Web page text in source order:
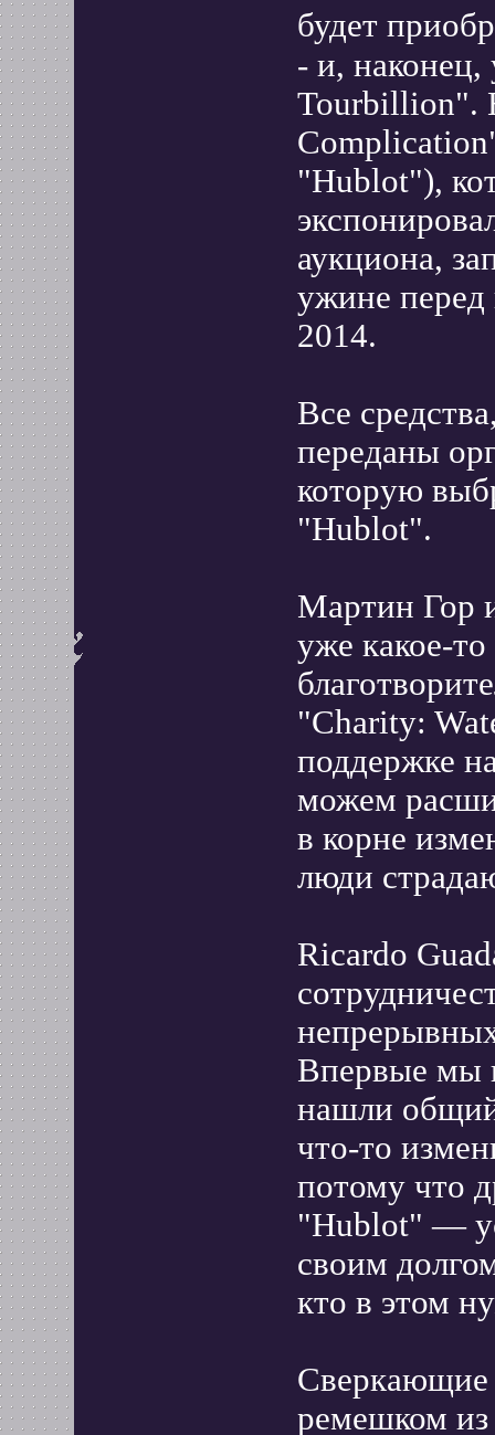
будет
- и,
Tourbillion".
"Hublot"),
аукциона,
ужине перед
2014.
Все
переданы
которую
"Hublot".
Мартин Гор
уже какое-
"Charity:
поддержке
можем
в корне
люди
Ricardo
Впервые мы
нашли
что-то
потому что
"Hublot" —
своим
кто в этом
Сверкающие
ремешком